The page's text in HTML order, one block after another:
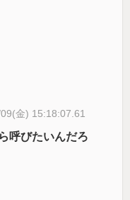
金) 15:18:07.61
呼びたいんだろ